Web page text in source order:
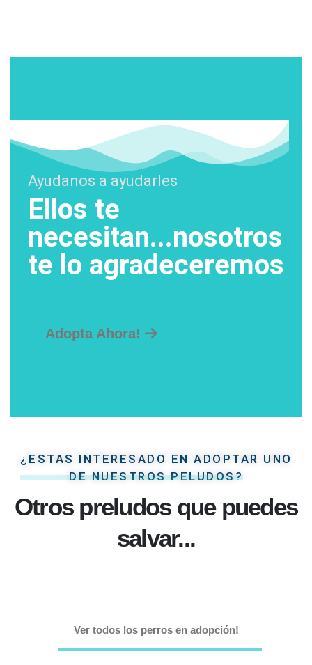
Ayudanos a ayudarles
Ellos te
necesitan...nosotros
te lo agradeceremos
Adopta Ahora!
¿ESTAS INTERESADO EN ADOPTAR UNO
DE NUESTROS PELUDOS?
Otros preludos que puedes
salvar...
Ver todos los perros en adopción!